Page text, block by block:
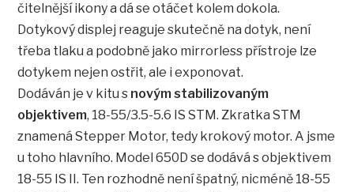
čitelnější ikony a dá se otáčet kolem dokola.
Dotykový displej reaguje skutečně na dotyk, není
třeba tlaku a podobně jako mirrorless přístroje lze
dotykem nejen ostřit, ale i exponovat.
Dodáván je v kitu s novým stabilizovaným
objektivem, 18-55/3.5-5.6 IS STM. Zkratka STM
znamená Stepper Motor, tedy krokový motor. A jsme
u toho hlavního. Model 650D se dodává s objektivem
18-55 IS II. Ten rozhodně není špatný, nicméně 18-55